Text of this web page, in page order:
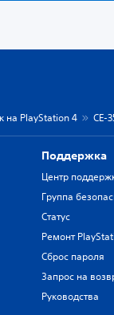
на PlayStation 4 CE-
Поддержка
Центр
Группа
Статус
Ремонт
Сброс пароля
Запрос на
Руководства